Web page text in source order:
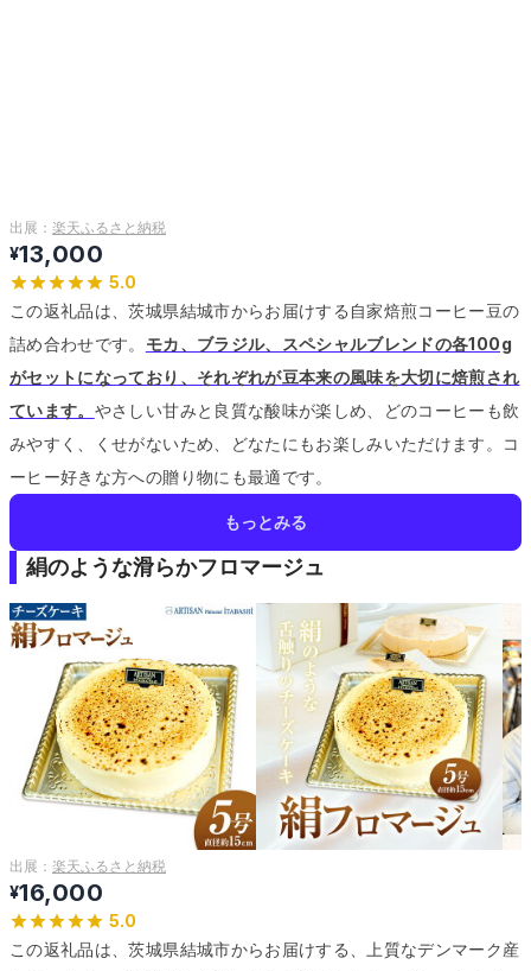
出展： 楽天ふるさと納税
¥13,000
5.0
この返礼品は、茨城県結城市からお届けする自家焙煎コーヒー豆の
詰め合わせです。 モカ、ブラジル、スペシャルブレンドの各100g
がセットになっており、それぞれが豆本来の風味を大切に焙煎され
ています。 やさしい甘みと良質な酸味が楽しめ、どのコーヒーも飲
みやすく、くせがないため、どなたにもお楽しみいただけます。
コ
ーヒー好きな方への贈り物にも最適です。
もっとみる
絹のような滑らかフロマージュ
出展： 楽天ふるさと納税
¥16,000
5.0
この返礼品は、茨城県結城市からお届けする、上質なデンマーク産